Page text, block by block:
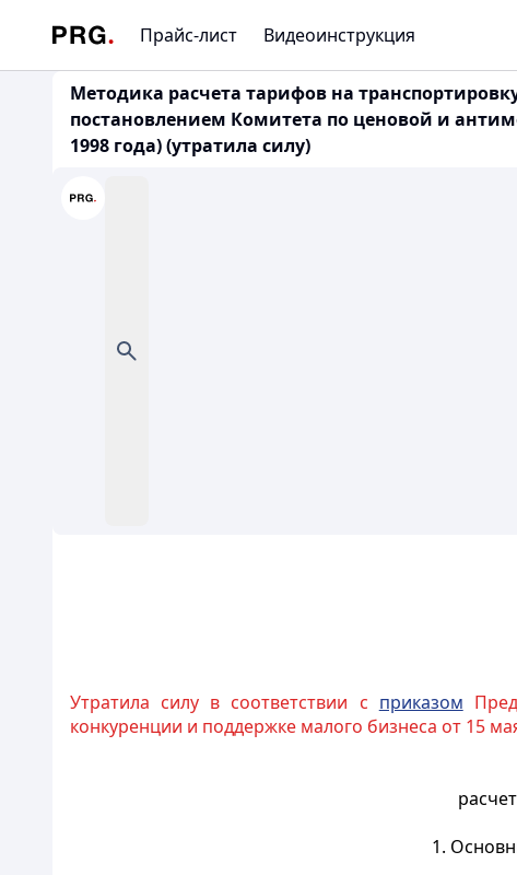
Прайс-лист Видеоинструкция
Методика расчета тарифов на
постановлением Комитета по ценовой и
1998 года) (утратила силу)
Утратила силу в соответствии с приказом
конкуренции и поддержке малого бизнеса от 15
1.